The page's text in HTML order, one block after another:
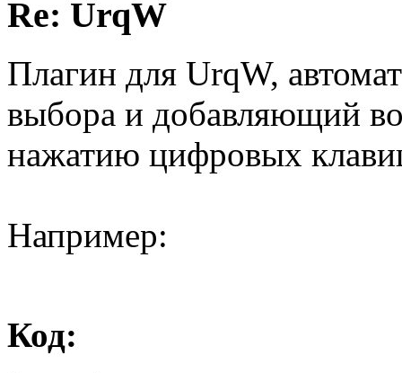
Re: UrqW
Плагин для UrqW,
выбора и добавляющий
нажатию цифровых
Например:
Код: